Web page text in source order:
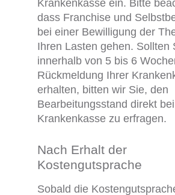
Krankenkasse ein. Bitte
dass Franchise und
bei einer Bewilligung der
Ihren Lasten gehen. Sollten
innerhalb von 5 bis 6
Rückmeldung Ihrer
erhalten, bitten wir Sie, den
Bearbeitungsstand direkt
Krankenkasse zu erfragen.
Nach Erhalt der
Kostengutsprache
Sobald die